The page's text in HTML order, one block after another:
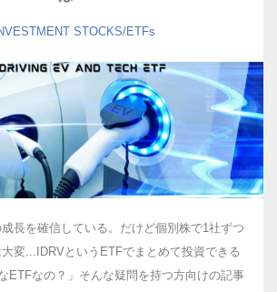
STOCKS/ETFs
成長を確信している。だけど個別株で1社ずつ
変...IDRVというETFでまとめて投資できる
ETFなの？」そんな疑問を持つ方向けの記事